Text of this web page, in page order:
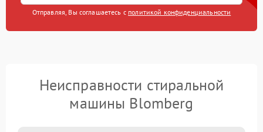
Отправляя, Вы соглашаетесь с политикой конфиденциальности
Неисправности стиральной
машины Blomberg